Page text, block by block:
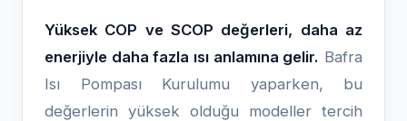
Yüksek COP ve SCOP değerleri, daha az
enerjiyle daha fazla ısı anlamına gelir. Bafra
Isı Pompası Kurulumu yaparken, bu
değerlerin yüksek olduğu modeller tercih